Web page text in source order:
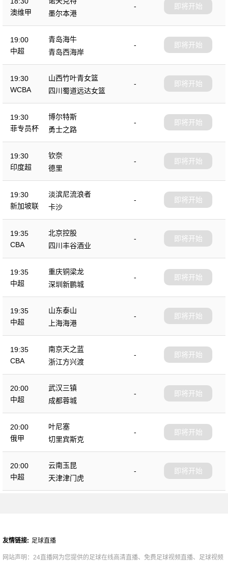
澳维甲
-
墨尔本港
即将开始
19:00
中超
青岛海牛
-
青岛西海岸
即将开始
19:30
WCBA
山西竹叶青女篮
-
四川蜀道远达女篮
即将开始
19:30
菲专员杯
博尔特斯
-
勇士之路
即将开始
19:30
印度超
钦奈
-
德里
即将开始
19:30
新加坡联
淡滨尼流浪者
-
卡沙
即将开始
19:35
CBA
北京控股
-
四川丰谷酒业
即将开始
19:35
中超
重庆铜梁龙
-
深圳新鹏城
即将开始
19:35
中超
山东泰山
-
上海海港
即将开始
19:35
CBA
南京天之蓝
-
浙江方兴渡
即将开始
20:00
中超
武汉三镇
-
成都蓉城
即将开始
20:00
俄甲
叶尼塞
-
切里宾斯克
即将开始
20:00
中超
云南玉昆
-
天津津门虎
即将开始
友情链接: 足球直播
网站声明：24直播网为您提供的足球在线高清直播、免费足球视频直播、足球视频